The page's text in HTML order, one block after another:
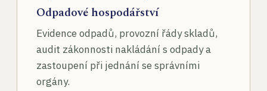
Odpadové hospodářství
Evidence odpadů, provozní řády skladů,
audit zákonnosti nakládání s odpady a
zastoupení při jednání se správními
orgány.